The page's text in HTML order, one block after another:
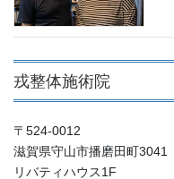
戎整体施術院
〒524-0012
滋賀県守山市播磨田町3041
リバティハウス1F